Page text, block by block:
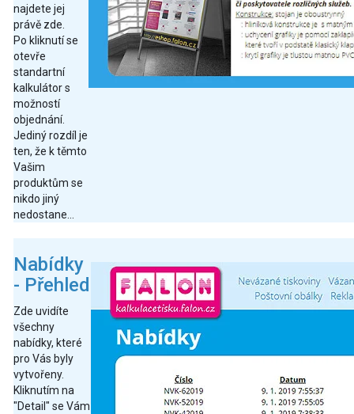
najdete jej
právě zde.
Po kliknutí se
otevře
standartní
kalkulátor s
možností
objednání.
Jediný rozdíl je
ten, že k těmto
Vašim
produktům se
nikdo jiný
nedostane...
Nabídky
- Přehled
Zde uvidíte
všechny
nabídky, které
pro Vás byly
vytvořeny.
Kliknutím na
"Detail" se Vám